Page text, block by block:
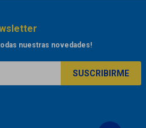
nuestras novedades!
SUSCRIBIRME